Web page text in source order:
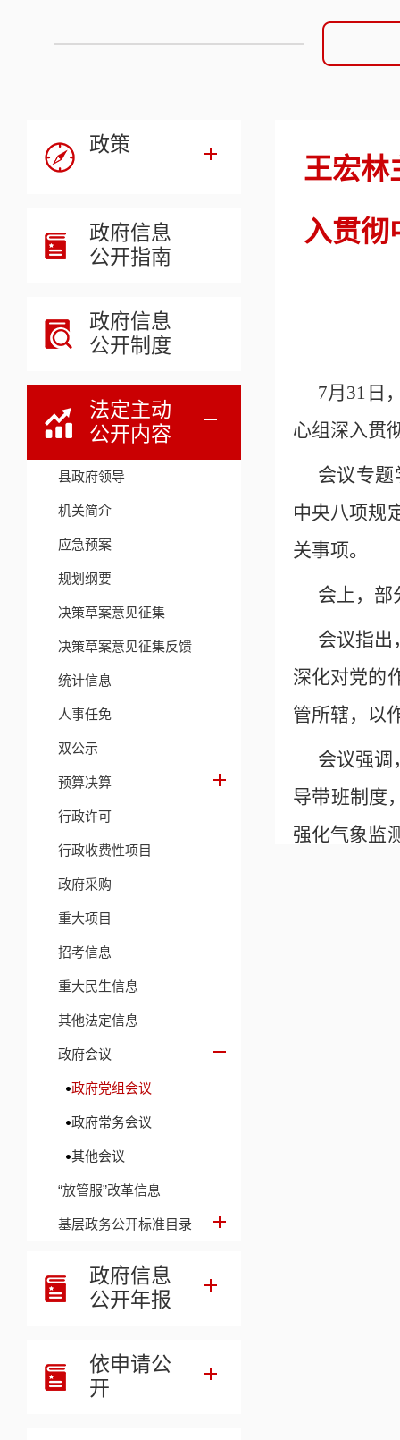
政策
政府信息
公开指南
政府信息
公开制度
法定主动
公开内容
县政府领导
机关简介
应急预案
规划纲要
决策草案意见征集
决策草案意见征集反馈
统计信息
人事任免
双公示
预算决算
行政许可
行政收费性项目
政府采购
重大项目
招考信息
重大民生信息
其他法定信息
政府会议
政府党组会议
政府常务会议
其他会议
“放管服”改革信息
基层政务公开标准目录
政府信息
公开年报
依申请公
开
王宏林
入贯彻
7月31日
心组深入贯
会议专
中央八项规
关事项。
会上，部
会议指出
深化对党的
管所辖，以
会议强调
导带班制度
强化气象监